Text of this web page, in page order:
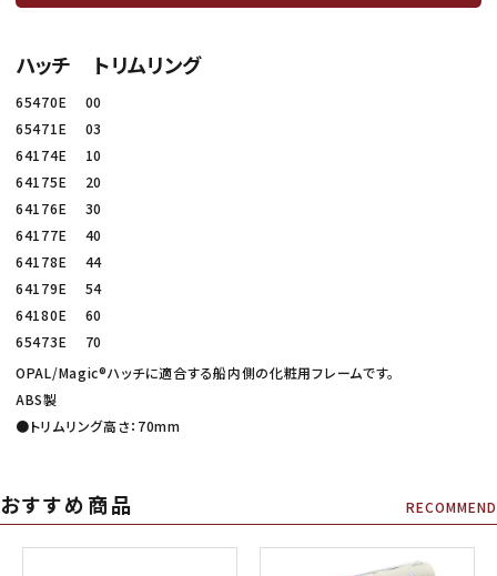
ハッチ トリムリング
65470E 00
65471E 03
64174E 10
64175E 20
64176E 30
64177E 40
64178E 44
64179E 54
64180E 60
65473E 70
OPAL/Magic®ハッチに適合する船内側の化粧用フレームです。
ABS製
●トリムリング高さ：70mm
おすすめ商品 RECOMMEND